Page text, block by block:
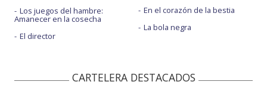
Los juegos del hambre:
Amanecer en la cosecha
El director
En el corazón de la bestia
La bola negra
CARTELERA DESTACADOS